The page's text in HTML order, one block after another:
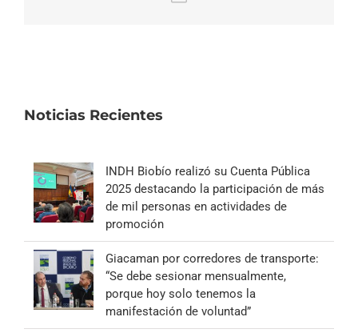
Noticias Recientes
INDH Biobío realizó su Cuenta Pública
2025 destacando la participación de más
de mil personas en actividades de
promoción
Giacaman por corredores de transporte:
“Se debe sesionar mensualmente,
porque hoy solo tenemos la
manifestación de voluntad”